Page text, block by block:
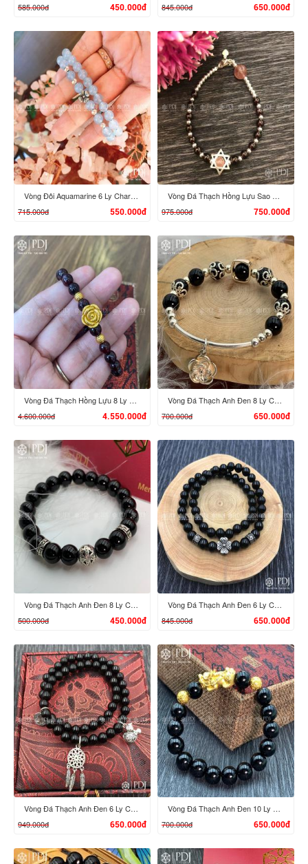
XEM CHI TIẾT
585.000đ
450.000đ
XEM CHI TIẾT
845.000đ
650.000đ
XEM CHI TIẾT
Vòng Đôi Aquamarine 6 Ly Charm Bạc Thái
715.000đ
550.000đ
XEM CHI TIẾT
Vòng Đá Thạch Hồng Lựu Sao Bạc Ta
975.000đ
750.000đ
XEM CHI TIẾT
Vòng Đá Thạch Hồng Lựu 8 Ly Mix Charm Hoa Hồng, Bi vàng 24K
4.600.000đ
4.550.000đ
XEM CHI TIẾT
Vòng Đá Thạch Anh Đen 8 Ly Chi Tiết Bạc Hoa
700.000đ
650.000đ
XEM CHI TIẾT
Vòng Đá Thạch Anh Đen 8 Ly Charm Bi Bạc Thái
500.000đ
450.000đ
XEM CHI TIẾT
Vòng Đá Thạch Anh Đen 6 Ly Charm Cỏ Bốn Lá Bạc Thái
845.000đ
650.000đ
Vòng Đá Thạch Anh Đen 6 Ly Charm Bạc Thái
949.000đ
650.000đ
Vòng Đá Thạch Anh Đen 10 Ly Charm Tỳ Hưu Bạc Si
700.000đ
650.000đ